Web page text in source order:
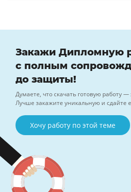
Закажи Дипломную
с полным
до защиты!
Думаете, что скачать готовую работу
Лучше закажите уникальную и сдайте
Хочу работу по этой теме